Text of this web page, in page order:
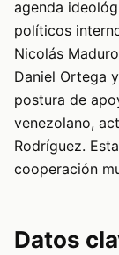
agenda
políticos
Nicolás
Daniel Ortega
postura de
venezolano,
Rodríguez.
cooperación
Datos